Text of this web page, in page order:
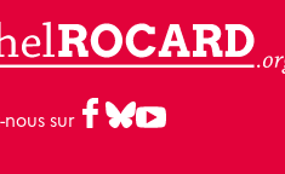
MichelRocard.org
sur Facebook
BlueskyYoutube